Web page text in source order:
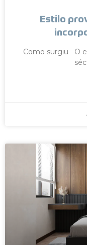
Estilo
Como surgiu O